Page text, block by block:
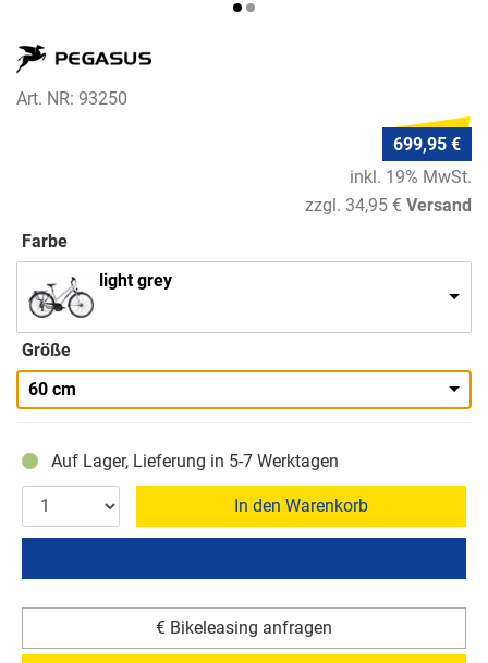
Art. NR: 93250
699,95 €
inkl. 19% MwSt.
zzgl. 34,95 € Versand
Farbe
light grey
Größe
60 cm
Auf Lager, Lieferung in 5-7 Werktagen
In den Warenkorb
€ Bikeleasing anfragen